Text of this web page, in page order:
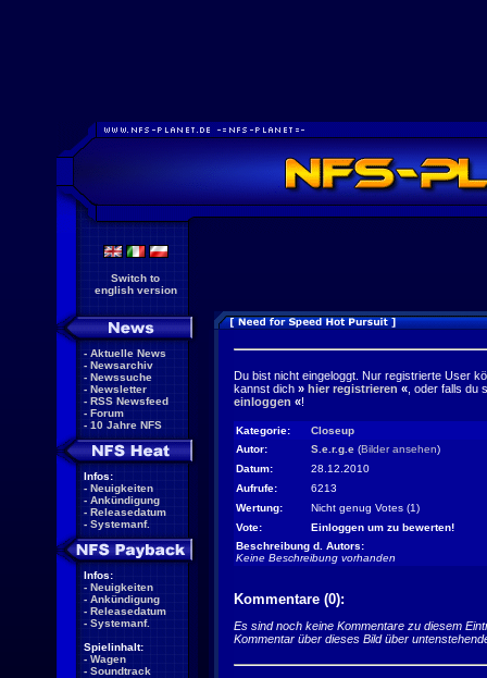
Switch to
english version
- Aktuelle News
- Newsarchiv
- Newssuche
- Newsletter
- RSS Newsfeed
- Forum
- 10 Jahre NFS
Infos:
- Neuigkeiten
- Ankündigung
- Releasedatum
- Systemanf.
Infos:
- Neuigkeiten
- Ankündigung
- Releasedatum
- Systemanf.
Spielinhalt:
- Wagen
- Soundtrack
Du bist nicht eingeloggt. Nur registrierte User
kannst dich » hier registrieren « , oder falls
einloggen «!
Kategorie:
Closeup
Autor:
S.e.r.g.e (Bilder ansehen)
Datum:
28.12.2010
Aufrufe:
6213
Wertung:
Nicht genug Votes (1)
Vote:
Einloggen um zu bewerten!
Beschreibung d. Autors:
Keine Beschreibung vorhanden
Kommentare (0):
Es sind noch keine Kommentare zu diesem
Kommentar über dieses Bild über